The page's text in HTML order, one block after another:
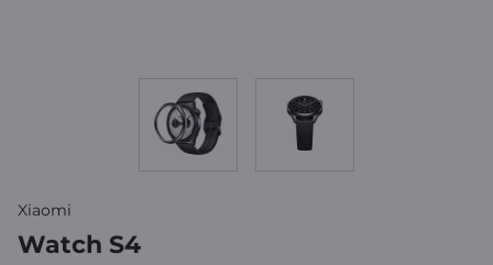
Xiaomi
Watch S4